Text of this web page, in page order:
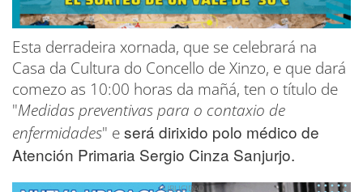
Esta derradeira xornada, que se celebrará na
Casa da Cultura do Concello de Xinzo, e que dará
comezo as 10:00 horas da mañá, ten o título de
"Medidas preventivas para o contaxio de
enfermidades" eserá dirixido polo médico de
Atención Primaria Sergio Cinza Sanjurjo.